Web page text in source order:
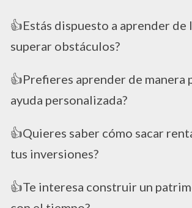
👍Estás dispuesto a aprender de
superar obstáculos?
👍Prefieres aprender de manera
ayuda personalizada?
👍Quieres saber cómo sacar
tus inversiones?
👍Te interesa construir un